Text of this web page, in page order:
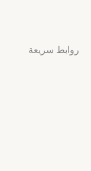
روابط سريعة